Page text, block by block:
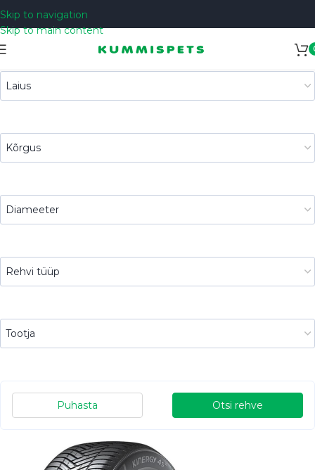
Skip to navigation
Skip to main content
Otsi rehve
Puhasta